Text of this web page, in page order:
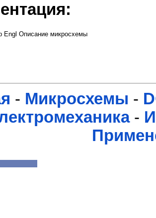
Engl Описание микросхемы
- Микросхемы -
-